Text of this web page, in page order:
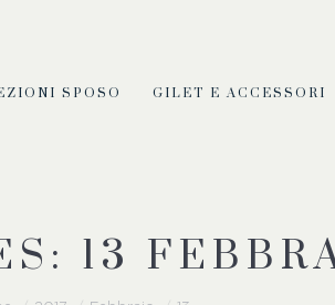
SPOSO GILET E ACCESSORI
13